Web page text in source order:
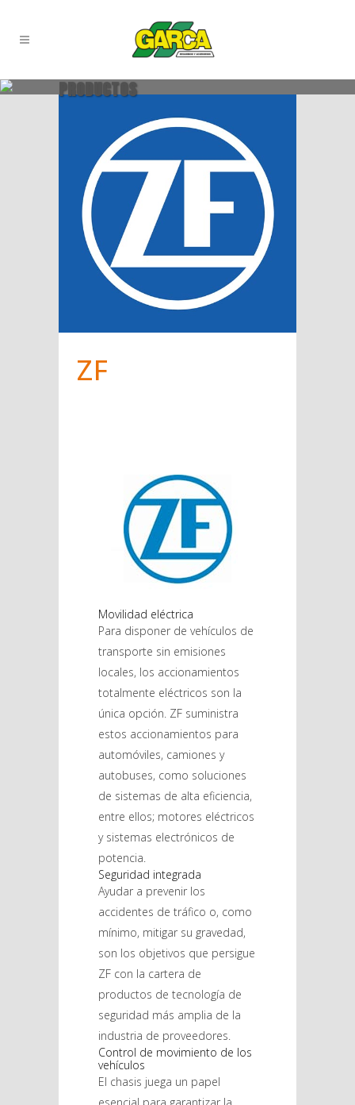
PRODUCTOS
ZF
Movilidad eléctrica
Para disponer de vehículos de
transporte sin emisiones
locales, los accionamientos
totalmente eléctricos son la
única opción. ZF suministra
estos accionamientos para
automóviles, camiones y
autobuses, como soluciones
de sistemas de alta eficiencia,
entre ellos; motores eléctricos
y sistemas electrónicos de
potencia.
Seguridad integrada
Ayudar a prevenir los
accidentes de tráfico o, como
mínimo, mitigar su gravedad,
son los objetivos que persigue
ZF con la cartera de
productos de tecnología de
seguridad más amplia de la
industria de proveedores.
Control de movimiento de los
vehículos
El chasis juega un papel